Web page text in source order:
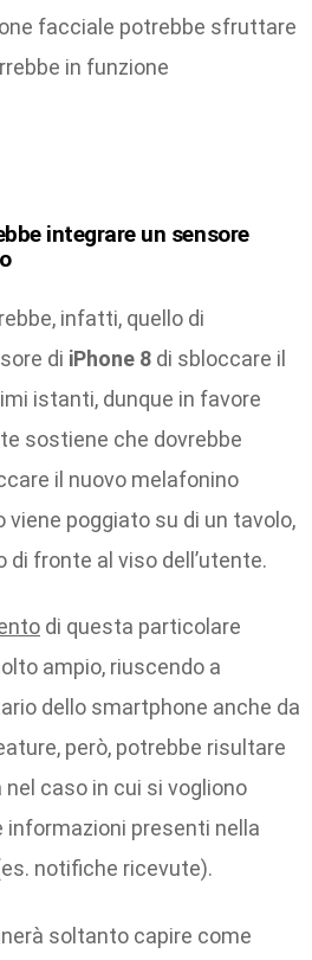
facciale potrebbe sfruttare
in funzione
integrare un sensore
infatti, quello di
di iPhone 8 di sbloccare il
istanti, dunque in favore
sostiene che dovrebbe
il nuovo melafonino
viene poggiato su di un tavolo,
di fronte al viso dell’utente.
di questa particolare
ampio, riuscendo a
dello smartphone anche da
però, potrebbe risultare
caso in cui si vogliono
presenti nella
notifiche ricevute).
soltanto capire come